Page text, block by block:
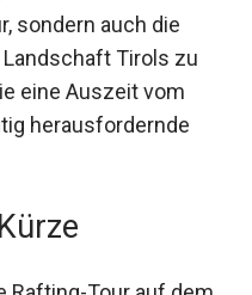
sondern auch
Landschaft Tirols
die eine Auszeit
Rafting-Tour auf